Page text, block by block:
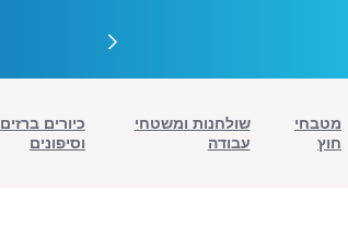
מטבחי
חוץ
שולחנות ומשטחי
עבודה
כיורים ברזים
וסיפונים